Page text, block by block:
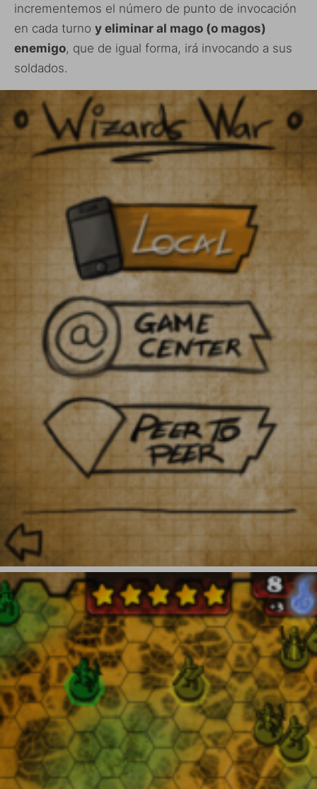
incrementemos el número de punto de invocación
en cada turno y eliminar al mago (o magos)
enemigo, que de igual forma, irá invocando a sus
soldados.